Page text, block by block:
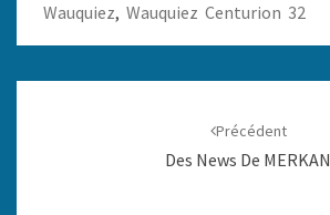
Wauquiez, Wauquiez Centurion 32
Précédent
Des News De MERKAN